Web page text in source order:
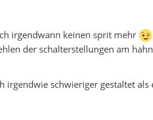
irgendwann keinen sprit mehr
der schalterstellungen am
schwieriger gestaltet als